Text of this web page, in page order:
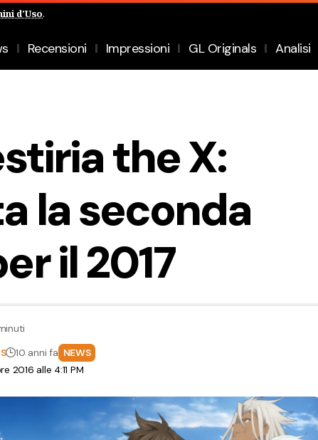
d'Uso.
Recensioni Impressioni GL Originals Analisi
the X:
la seconda
il 2017
2016 alle 4:11 PM
10 anni fa NEWS